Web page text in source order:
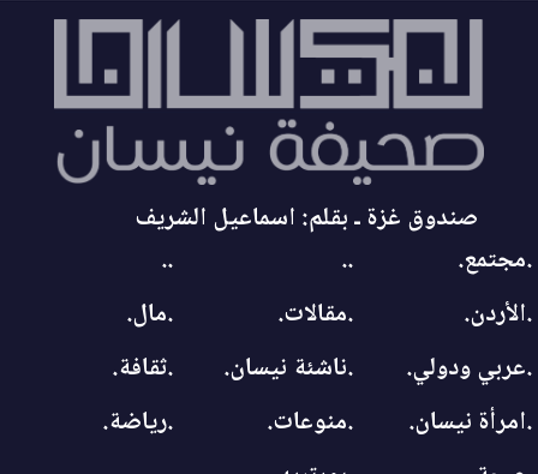
صندوق غزة ـ بقلم: اسماعيل الشريف
.مجتمع.
..
..
.الأردن.
.مقالات.
.مال.
.عربي ودولي.
.ناشئة نيسان.
.ثقافة.
.امرأة نيسان.
.منوعات.
.رياضة.